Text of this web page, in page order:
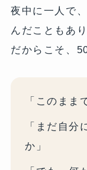
夜中に一人で
んだこともあり
だからこそ、
「このまま
「まだ自分
か」